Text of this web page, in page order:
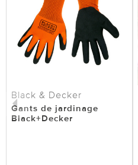
Black & Decker
Gants de jardinage
Black+Decker